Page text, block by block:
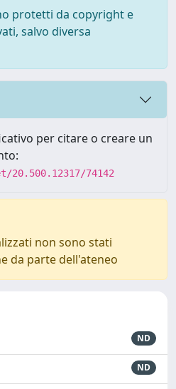
protetti da copyright e
salvo diversa
per citare o creare un
74142
non sono stati
da parte dell'ateneo
ND
ND